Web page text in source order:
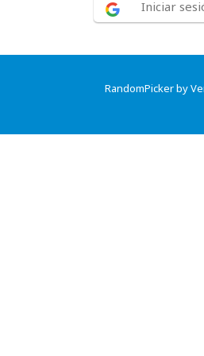
Iniciar
RandomPicker by